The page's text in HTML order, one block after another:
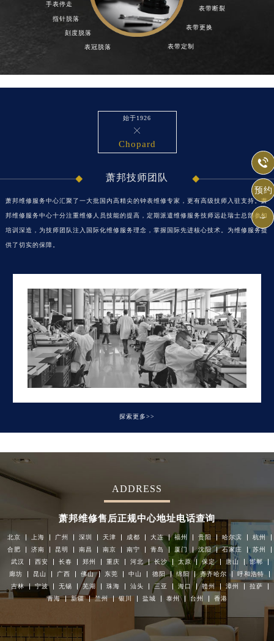
安徽省滁州市琅琊区南谯北路萧邦售后服务中心（需提前预约）
安徽省阜阳市颍州区颍州北路萧邦售后服务中心（需提前预约）
安徽省淮北市相山区淮海路萧邦售后服务中心（需提前预约）
安徽省宿州市埇桥区人民中路萧邦售后服务中心（需提前预约）
安徽省铜陵市铜官区石城大道萧邦售后服务中心（需提前预约）
安徽省宣城市宣州区叠嶂西路萧邦售后服务中心（需提前预约）
福建省龙岩市新罗区九一南路萧邦售后服务中心（需提前预约）
福建省南平市建阳区人民西路萧邦售后服务中心（需提前预约）
福建省漳州市龙文区步港路萧邦售后服务中心（需提前预约）
江苏省常州市新北区龙锦路1590号现代传媒中心5号楼10层1008室萧邦售后服务中心（需提前预约）
江苏省淮安市清江浦区淮海北路萧邦售后服务中心（需提前预约）
江苏省连云港市海州区通灌北路萧邦售后服务中心（需提前预约）
江苏省南京市秦淮区中山南路1号南京中心22层22-C1-C3室萧邦售后服务中心（需提前预约）
江苏省宿迁市宿城区西湖路萧邦售后服务中心（需提前预约）
江苏省镇江市京口区中山东路萧邦售后服务中心（需提前预约）
江西省赣州市章贡区文清路萧邦售后服务中心（需提前预约）
江西省九江市浔阳区浔阳路萧邦售后服务中心（需提前预约）
江西省南昌市红谷滩新区红谷中大道998号绿地双子塔（中央广场）A1座办公楼14层1407室萧邦售后服务中心（需提前预约）
江西省萍乡市安源区萍安北大道与康庄路交叉口萧邦售后服务中心（需提前预约）
江西省上饶市信州区滨江西路萧邦售后服务中心（需提前预约）
江西省新余市渝水区北湖西路萧邦售后服务中心（需提前预约）
江西省宜春市袁州区中山中路萧邦售后服务中心（需提前预约）
手表停走
指针脱落
刻度脱落
表冠脱落
表带断裂
表带更换
表带定制
始于1926

Chopard
萧邦技师团队
萧邦维修服务中心汇聚了一大批国内高精尖的钟表维修专家，更有高级技师入驻支持。萧
邦维修服务中心十分注重维修人员技能的提高，定期派遣维修服务技师远赴瑞士总部参加
培训深造，为技师团队注入国际化维修服务理念，掌握国际先进核心技术。为维修服务提
供了切实的保障。
探索更多>>
ADDRESS
萧邦维修售后正规中心地址电话查询
北京 上海 广州 深圳 天津 成都 大连 福州 贵阳 哈尔滨
杭州
合肥
济南 昆明 南昌 南京 南宁 青岛 厦门 沈阳 石家庄
苏州
武汉
西安 长春 郑州 重庆 河北 长沙 太原 保定 唐山
邯郸
廊坊
昆山 广西 佛山 东莞 中山 德阳 绵阳 齐齐哈尔
呼和浩特
吉林
宁波 无锡 芜湖 珠海 汕头 三亚 海口 赣州 漳州
拉萨
青海
新疆 兰州 银川 盐城 泰州 台州 香港

预约
